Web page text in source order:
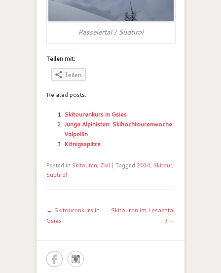
Passeiertal / Südtirol
Teilen mit:
Teilen
Related posts:
Skitourenkurs in Gsies
Junge Alpinisten: Skihochtourenwoche
Valpellin
Königsspitze
Posted in Skitouren, Ziel | Tagged 2014, Skitour,
Südtirol
Post navigation
← Skitourenkurs in
Gsies
Skitouren im Lesachtal
/ →